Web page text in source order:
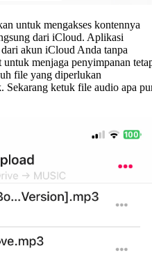
untuk mengakses kontennya
dari iCloud. Aplikasi
akun iCloud Anda tanpa
menjaga penyimpanan
file yang diperlukan
Sekarang ketuk file audio apa